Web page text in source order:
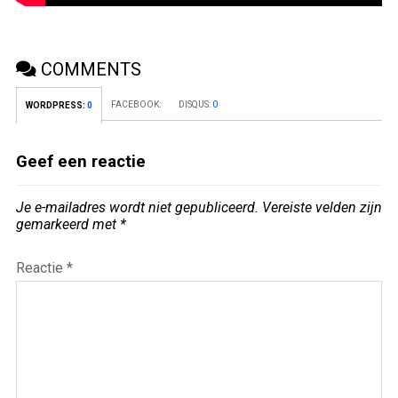
COMMENTS
WORDPRESS: 0 FACEBOOK: DISQUS: 0
Geef een reactie
Je e-mailadres wordt niet gepubliceerd. Vereiste velden zijn
gemarkeerd met *
Reactie *